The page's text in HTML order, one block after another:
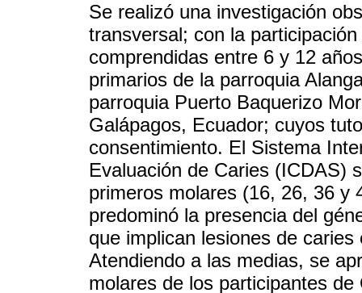
Se realizó una investigación
transversal; con la
comprendidas entre 6 y 12
primarios de la parroquia
parroquia Puerto Baquerizo
Galápagos, Ecuador; cuyos
consentimiento. El Sistema
Evaluación de Caries (ICDAS)
primeros molares (16, 26, 36 y
predominó la presencia del
que implican lesiones de
Atendiendo a las medias, se
molares de los participantes